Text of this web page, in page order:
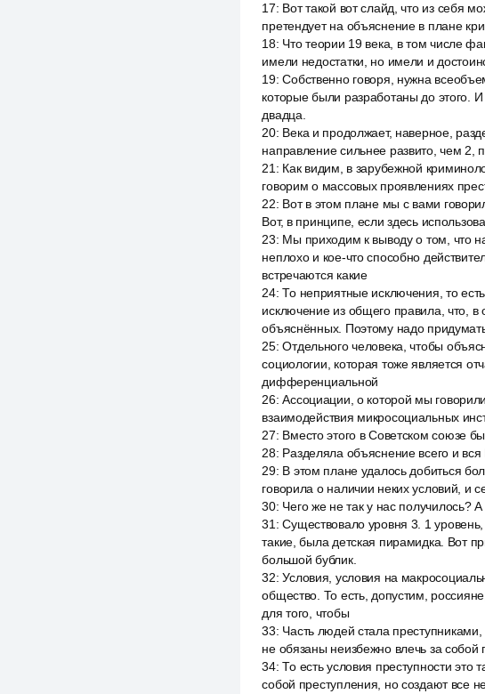
17: Вот такой вот слайд, что из себя
претендует на объяснение в плане
18: Что теории 19 века, в том числе
имели недостатки, но имели и
19:Собственно говоря, нужна
которые были разработаны до этого.
двадца.
20: Века и продолжает, наверное,
направление сильнее развито, чем 2,
21 : Как видим, в зарубежной
говорим о массовых проявлениях
22: Вот в этом плане мы с вами
Вот, в принципе, если здесь
23: Мы приходим к выводу о том, что
неплохо и кое-что способно
встречаются какие
24:То неприятные исключения, то
исключение из общего правила, что,
объяснённых. Поэтому надо
25:Отдельного человека, чтобы
социологии, которая тоже является
дифференциальной
26:Ассоциации, о которой мы
взаимодействия микросоциальных
27: Вместо этого в Советском союзе
28: Разделяла объяснение всего и
29: В этом плане удалось добиться
говорила о наличии неких условий, и
30: Чего же не так у нас получилось?
31 :Существовало уровня 3. 1
такие, была детская пирамидка. Вот
большой бублик.
32:Условия, условия на
общество. То есть, допустим,
для того, чтобы
33: Часть людей стала
не обязаны неизбежно влечь за собой
34:То есть условия преступности
собой преступления, но создают все